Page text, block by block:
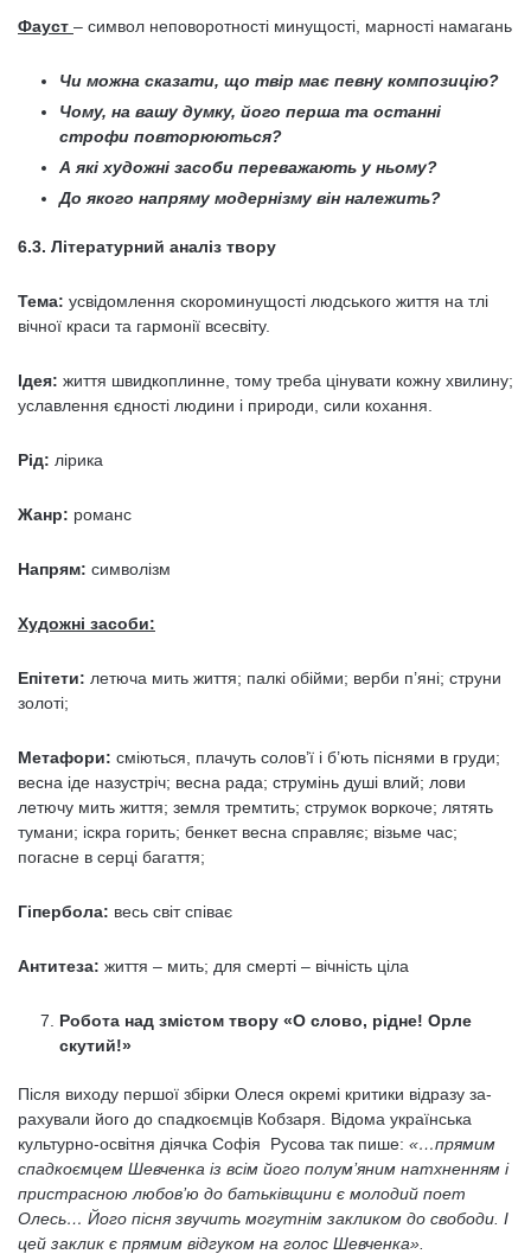
Фауст – символ неповоротності минущості, марності намагань
Чи можна сказати, що твір має певну композицію?
Чому, на вашу думку, його перша та останні
строфи повторюються?
А які художні засоби переважають у ньому?
До якого напряму модернізму він належить?
6.3. Літературний аналіз твору
Тема: усвідомлення скороминущості людського життя на тлі
вічної краси та гармонії всесвіту.
Ідея: життя швидкоплинне, тому треба цінувати кожну хвилину;
уславлення єдності людини і природи, сили кохання.
Рід: лірика
Жанр: романс
Напрям: символізм
Художні засоби:
Епітети: летюча мить життя; палкі обійми; верби п’яні; струни
золоті;
Метафори: сміються, плачуть солов’ї і б’ють піснями в груди;
весна іде назустріч; весна рада; струмінь душі влий; лови
летючу мить життя; земля тремтить; струмок воркоче; лятять
тумани; іскра горить; бенкет весна справляє; візьме час;
погасне в серці багаття;
Гіпербола: весь світ співає
Антитеза: життя – мить; для смерті – вічність ціла
Робота над змістом твору «О слово, рідне! Орле
скутий!»
Після виходу першої збірки Олеся окремі критики відразу за-
рахували його до спадкоємців Кобзаря. Відома українська
культурно-освітня діячка Софія Русова так пише: «…прямим
спадкоємцем Шевченка із всім його полум’яним натхненням і
пристрасною любов’ю до батьківщини є молодий поет
Олесь… Його пісня звучить могутнім закликом до свободи. І
цей заклик є прямим відгуком на голос Шевченка».